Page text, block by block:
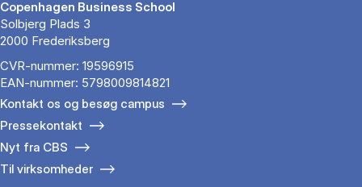
Copenhagen Business School
Solbjerg Plads 3
2000 Frederiksberg
CVR-nummer: 19596915
EAN-nummer: 5798009814821
Kontakt os og besøg campus
Pressekontakt
Nyt fra CBS
Til virksomheder